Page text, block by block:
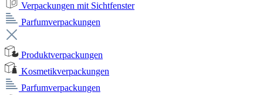
Verpackungen mit Sichtfenster
Parfumverpackungen
Produktverpackungen
Kosmetikverpackungen
Parfumverpackungen